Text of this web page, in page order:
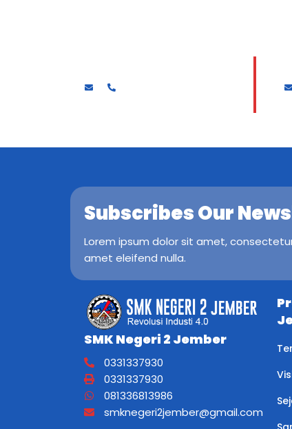
Subscribes Our
Lorem ipsum dolor sit amet,
amet eleifend nulla.
SMK Negeri 2 Jember
0331337930
0331337930
081336813986
smknegeri2jember@gmail.com